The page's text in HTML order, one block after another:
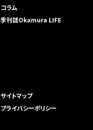
コラム
季刊誌Okamura LIFE
サイトマップ
プライバシーポリシー